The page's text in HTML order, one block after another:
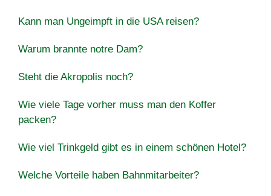
Kann man Ungeimpft in die USA reisen?
Warum brannte notre Dam?
Steht die Akropolis noch?
Wie viele Tage vorher muss man den Koffer
packen?
Wie viel Trinkgeld gibt es in einem schönen Hotel?
Welche Vorteile haben Bahnmitarbeiter?